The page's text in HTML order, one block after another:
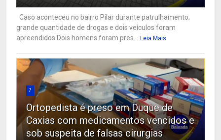
Caso aconteceu no bairro Pilar durante patrulhamento;
grande quantidade de drogas e dois veículos foram
apreendidos Dois homens foram pres...
Leia Mais
7
Ortopedista é preso em Duque de
Caxias com medicamentos vencidos e
sob suspeita de falsas cirurgias